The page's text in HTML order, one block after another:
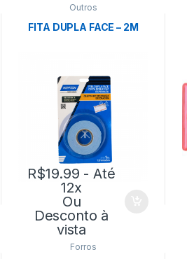
Outros
FITA DUPLA FACE – 2M
R$19.99 - Até
12x
Ou
Desconto à
vista
Forros